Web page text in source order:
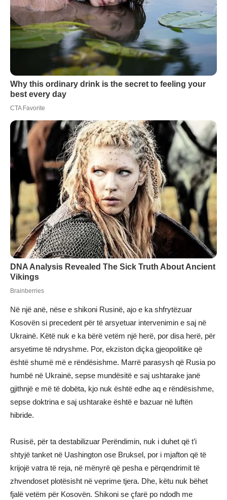
Në një anë, nëse e shikoni Rusinë, ajo e ka shfrytëzuar
Kosovën si precedent për të arsyetuar intervenimin e saj në
Ukrainë. Këtë nuk e ka bërë vetëm një herë, por disa herë, për
arsyetime të ndryshme. Por, ekziston diçka gjeopolitike që
është shumë më e rëndësishme. Marrë parasysh që Rusia po
humbë në Ukrainë, sepse mundësitë e saj ushtarake janë
gjithnjë e më të dobëta, kjo nuk është edhe aq e rëndësishme,
sepse doktrina e saj ushtarake është e bazuar në luftën
hibride.
Rusisë, për ta destabilizuar Perëndimin, nuk i duhet që t’i
shtyjë tanket në Uashington ose Bruksel, por i mjafton që të
krijojë vatra të reja, në mënyrë që pesha e përqendrimit të
zhvendoset plotësisht në veprime tjera. Dhe, këtu nuk bëhet
fjalë vetëm për Kosovën. Shikoni se çfarë po ndodh me